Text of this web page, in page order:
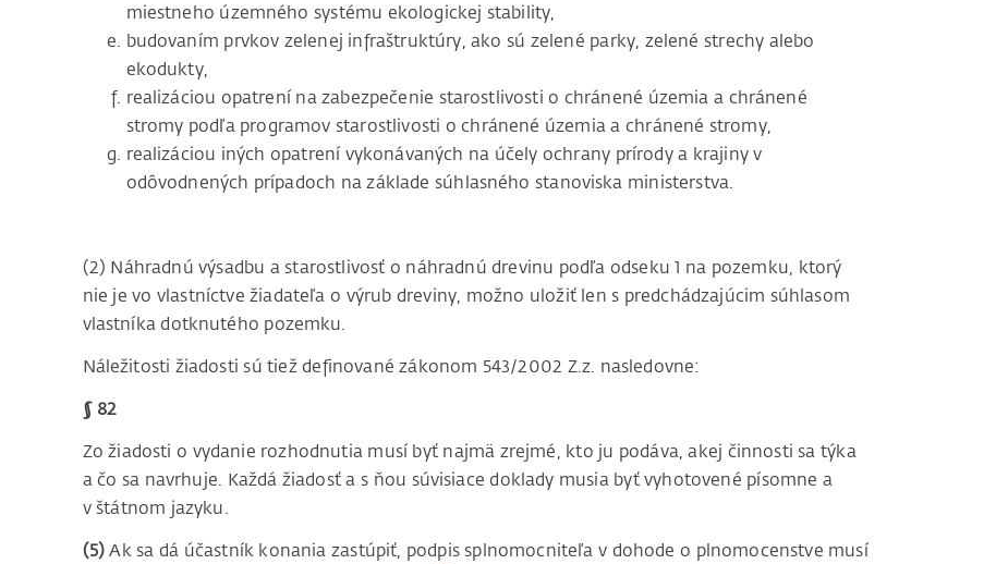
miestneho územného systému ekologickej stability,
budovaním prvkov zelenej infraštruktúry, ako sú zelené parky, zelené strechy alebo
ekodukty,
realizáciou opatrení na zabezpečenie starostlivosti o chránené územia a chránené
stromy podľa programov starostlivosti o chránené územia a chránené stromy,
realizáciou iných opatrení vykonávaných na účely ochrany prírody a krajiny v
odôvodnených prípadoch na základe súhlasného stanoviska ministerstva.
(2) Náhradnú výsadbu a starostlivosť o náhradnú drevinu podľa odseku 1 na pozemku, ktorý
nie je vo vlastníctve žiadateľa o výrub dreviny, možno uložiť len s predchádzajúcim súhlasom
vlastníka dotknutého pozemku.
Náležitosti žiadosti sú tiež definované zákonom 543/2002 Z.z. nasledovne:
§ 82
Zo žiadosti o vydanie rozhodnutia musí byť najmä zrejmé, kto ju podáva, akej činnosti sa týka
a čo sa navrhuje. Každá žiadosť a s ňou súvisiace doklady musia byť vyhotovené písomne a
v štátnom jazyku.
(5)Ak sa dá účastník konania zastúpiť, podpis splnomocniteľa v dohode o plnomocenstve musí